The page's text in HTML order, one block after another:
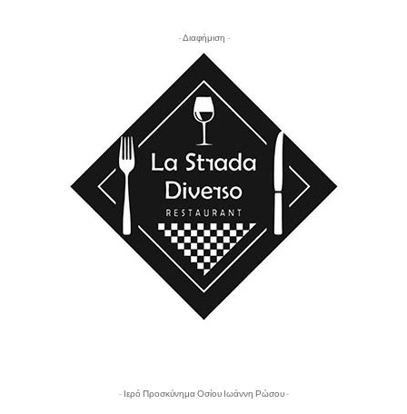
- Διαφήμιση -
- Ιερό Προσκύνημα Οσίου Ιωάννη Ρώσου -